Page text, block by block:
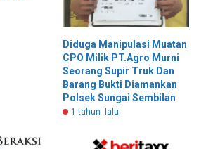
Diduga Manipulasi Muatan
CPO Milik PT.Agro Murni
Seorang Supir Truk Dan
Barang Bukti Diamankan
Polsek Sungai Sembilan
1 tahun lalu